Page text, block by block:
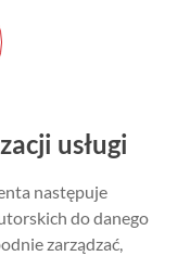
usługi
następuje
do danego
zarządzać,